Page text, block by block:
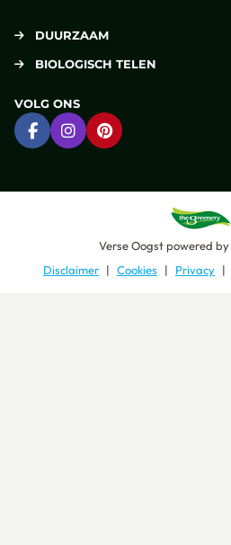
DUURZAAM
BIOLOGISCH TELEN
VOLG ONS
Ga naar Facebook
Ga naar Instagram
Ga naar Pinterest
Verse Oogstpowered by
Disclaimer
Cookies Privacy